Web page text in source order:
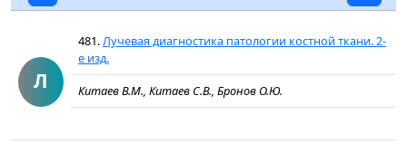
Л
481.Лучевая диагностика патологии костной ткани. 2-
е изд.
Китаев В.М., Китаев С.В., Бронов О.Ю.